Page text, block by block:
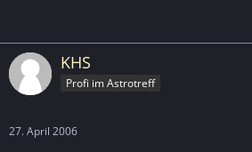
KHS
Profi im Astrotreff
27. April 2006